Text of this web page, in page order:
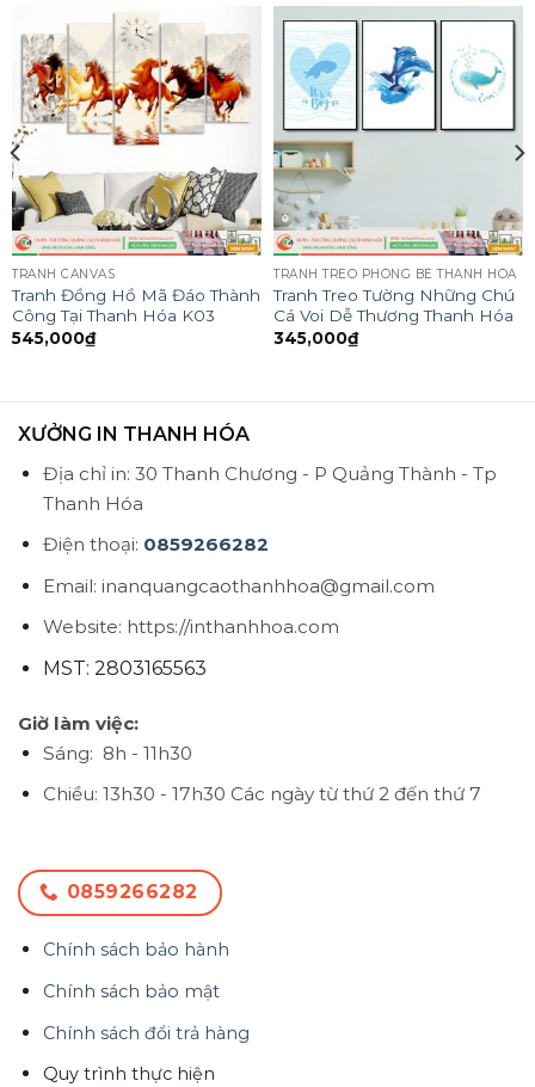
TRANH CANVAS
Tranh Đồng Hồ Mã Đáo Thành
Công Tại Thanh Hóa K03
545,000₫
TRANH TREO PHÒNG BÉ THANH HÓA
Tranh Treo Tường Những Chú
Cá Voi Dễ Thương Thanh Hóa
345,000₫
XƯỞNG IN THANH HÓA
Địa chỉ in: 30 Thanh Chương - P Quảng Thành - Tp
Thanh Hóa
Điện thoại: 0859266282
Email: inanquangcaothanhhoa@gmail.com
Website: https://inthanhhoa.com
MST: 2803165563
Giờ làm việc:
Sáng: 8h - 11h30
Chiều: 13h30 - 17h30 Các ngày từ thứ 2 đến thứ 7
0859266282
Chính sách bảo hành
Chính sách bảo mật
Chính sách đổi trả hàng
Quy trình thực hiện